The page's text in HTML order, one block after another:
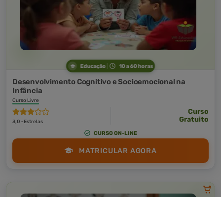
Educação 10 a 60 horas
Desenvolvimento Cognitivo e Socioemocional na
Infância
Curso Livre
3,0 · Estrelas
Curso
Gratuito
CURSO ON-LINE
MATRICULAR AGORA